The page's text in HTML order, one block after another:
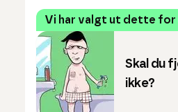
Vi har valgt ut dette for
Skal du
ikke?